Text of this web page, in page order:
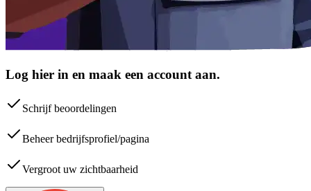
Log hier in en maak een account aan.
Schrijf beoordelingen
Beheer bedrijfsprofiel/pagina
Vergroot uw zichtbaarheid